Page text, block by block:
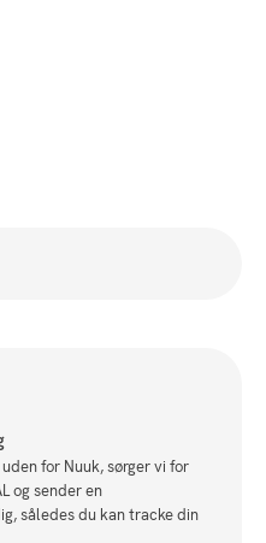
for Nuuk, sørger vi for
og sender en
således du kan tracke din